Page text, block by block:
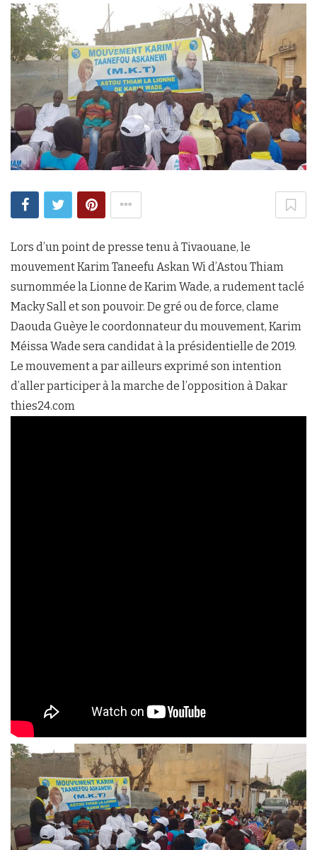
Lors d’un point de presse tenu à Tivaouane, le
mouvement Karim Taneefu Askan Wi d’Astou Thiam
surnommée la Lionne de Karim Wade, a rudement taclé
Macky Sall et son pouvoir. De gré ou de force, clame
Daouda Guèye le coordonnateur du mouvement, Karim
Méissa Wade sera candidat à la présidentielle de 2019.
Le mouvement a par ailleurs exprimé son intention
d’aller participer à la marche de l’opposition à Dakar
thies24.com